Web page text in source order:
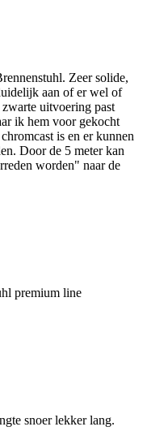
Zeer solide,
aan of er wel of
zwarte uitvoering past
ik hem voor gekocht
is en er kunnen
Door de 5 meter kan
worden" naar de
premium line
snoer lekker lang.